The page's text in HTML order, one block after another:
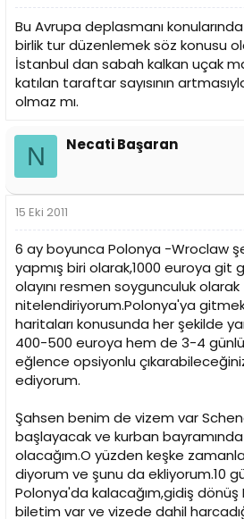
Bu Avrupa deplasmanı
birlik tur düzenlemek söz konusu
İstanbul dan sabah kalkan uçak
katılan taraftar sayısının
olmaz mı.
N Necati Başaran
15 Eki 2011
6 ay boyunca Polonya -Wroclaw
yapmış biri olarak,1000 euroya git
olayını resmen soygunculuk olarak
nitelendiriyorum.Polonya'ya
haritaları konusunda her şekilde
400-500 euroya hem de 3-4
eğlence opsiyonlu
ediyorum.
Şahsen benim de vizem var
başlayacak ve kurban
olacağım.O yüzden keşke
diyorum ve şunu da ekliyorum.10
Polonya'da kalacağım,gidiş dönüş
biletim var ve vizede dahil